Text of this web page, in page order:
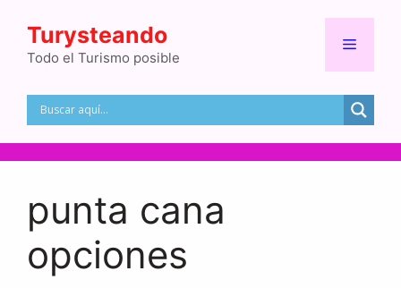
contenido
Turysteando
Todo el Turismo posible
Menú
punta cana
opciones